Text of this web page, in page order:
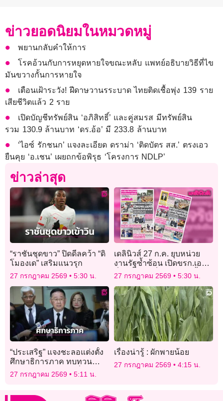
ข่าวยอดนิยมในหมวดหมู่
พยานกลับคำให้การ
โรคอ้วนกับการหยุดหายใจขณะหลับ แพทย์อธิบายวิธีที่ไข
มันขวางกั้นการหายใจ
เตือนเฝ้าระวัง! ฝีดาษวานรระบาด ไทยติดเชื้อพุ่ง 139 ราย
เสียชีวิตแล้ว 2 ราย
เปิดบัญชีทรัพย์สิน ‘อภิสิทธิ์’ และคู่สมรส มีทรัพย์สิน
รวม 130.9 ล้านบาท ‘ดร.อ้อ’ มี 233.8 ล้านบาท
‘ไอซ์ รักชนก’ แจงละเอียด ดราม่า ‘ติดบัตร สส.’ ตรงเอว
ยืนคุย ‘อ.เชน’ เผยถกข้อพิรุธ ‘โครงการ NDLP’
ข่าวล่าสุด
“ราชันชุดขาว” ปิดดีลคว้า “ดิ
โมองเด” เสริมแนวรุก
27 กรกฎาคม 2569 5:30 น.
เดลินิวส์ 27 ก.ค. ยุบหน่วย
งานรัฐซ้ำซ้อน เปิดขรก.เออร์
ลี่ โยกย้าย-เริ่มกันยายนนี้
27 กรกฎาคม 2569 5:30 น.
“ประเสริฐ” แจงชะลอแต่งตั้ง
ศึกษาธิการภาค ทบทวน
คุณสมบัติผู้ถูกเสนอชื่อ
27 กรกฎาคม 2569 5:11 น.
เรื่องน่ารู้ : ผักพายน้อย
27 กรกฎาคม 2569 4:15 น.